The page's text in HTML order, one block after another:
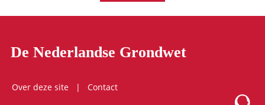
De Nederlandse Grondwet
Over deze site
Contact
Logo